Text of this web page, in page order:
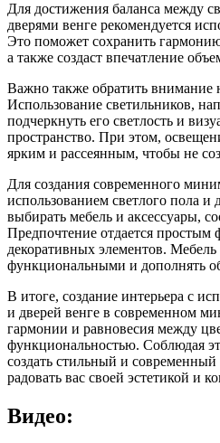
Для достижения баланса между
дверями венге рекомендуется
Это поможет сохранить
а также создаст впечатление
Важно также обратить внимание
Использование светильников,
подчеркнуть его светлость и
пространство. При этом,
ярким и рассеянным, чтобы не
Для создания современного
использованием светлого пола и
выбирать мебель и аксессуары,
Предпочтение отдается простым
декоративных элементов.
функциональными и дополнять
В итоге, создание интерьера с
и дверей венге в современном
гармонии и равновесия между
функциональностью. Соблюдая
создать стильный и современный
радовать вас своей эстетикой и
Видео: